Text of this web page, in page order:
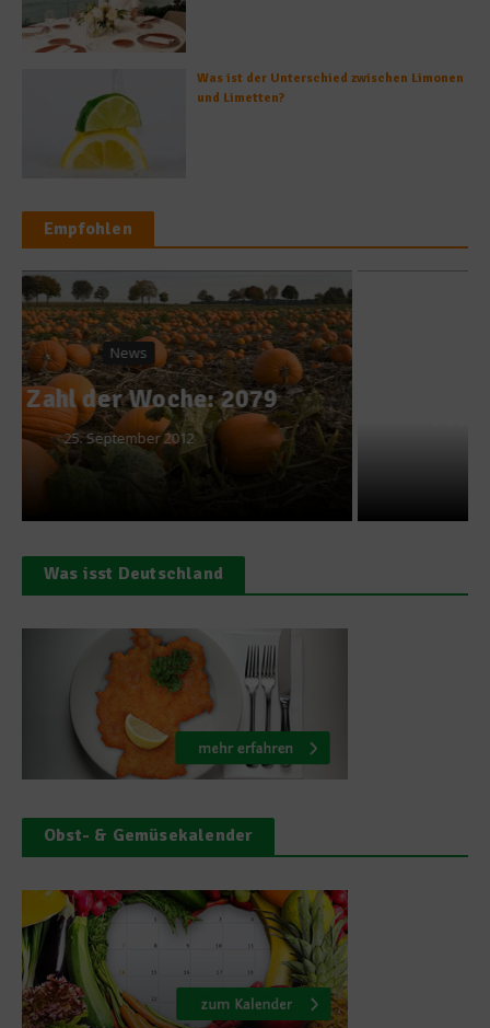
Was ist der Unterschied zwischen Limonen
und Limetten?
Empfohlen
Rezepte
Rinderjus – dunkle
Französische Grundsauce
12. August 2014
Was isst Deutschland
Obst- & Gemüsekalender